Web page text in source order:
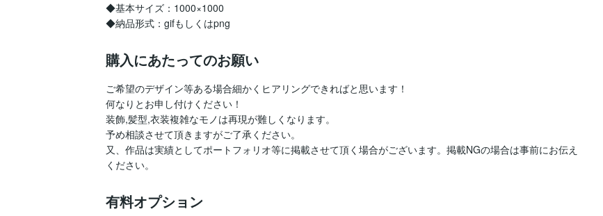
◆基本サイズ：1000×1000
◆納品形式：gifもしくはpng
購入にあたってのお願い
ご希望のデザイン等ある場合細かくヒアリングできればと思います！
何なりとお申し付けください！
装飾,髪型,衣装複雑なモノは再現が難しくなります。
予め相談させて頂きますがご了承ください。
又、作品は実績としてポートフォリオ等に掲載させて頂く場合がございます。掲載NGの場合は事前にお伝え
有料オプション